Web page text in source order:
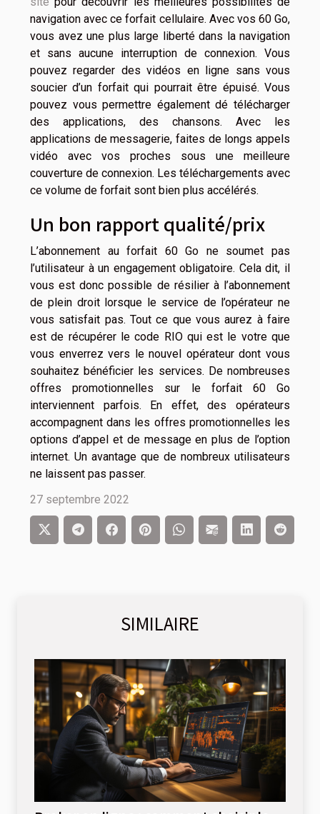
navigation avec ce forfait cellulaire. Avec vos 60 Go,
vous avez une plus large liberté dans la navigation
et sans aucune interruption de connexion. Vous
pouvez regarder des vidéos en ligne sans vous
soucier d’un forfait qui pourrait être épuisé. Vous
pouvez vous permettre également dé télécharger
des applications, des chansons. Avec les
applications de messagerie, faites de longs appels
vidéo avec vos proches sous une meilleure
couverture de connexion. Les téléchargements avec
ce volume de forfait sont bien plus accélérés.
Un bon rapport qualité/prix
L’abonnement au forfait 60 Go ne soumet pas
l’utilisateur à un engagement obligatoire. Cela dit, il
vous est donc possible de résilier à l’abonnement
de plein droit lorsque le service de l’opérateur ne
vous satisfait pas. Tout ce que vous aurez à faire
est de récupérer le code RIO qui est le votre que
vous enverrez vers le nouvel opérateur dont vous
souhaitez bénéficier les services. De nombreuses
offres promotionnelles sur le forfait 60 Go
interviennent parfois. En effet, des opérateurs
accompagnent dans les offres promotionnelles les
options d’appel et de message en plus de l’option
internet. Un avantage que de nombreux utilisateurs
ne laissent pas passer.
27 septembre 2022
SIMILAIRE